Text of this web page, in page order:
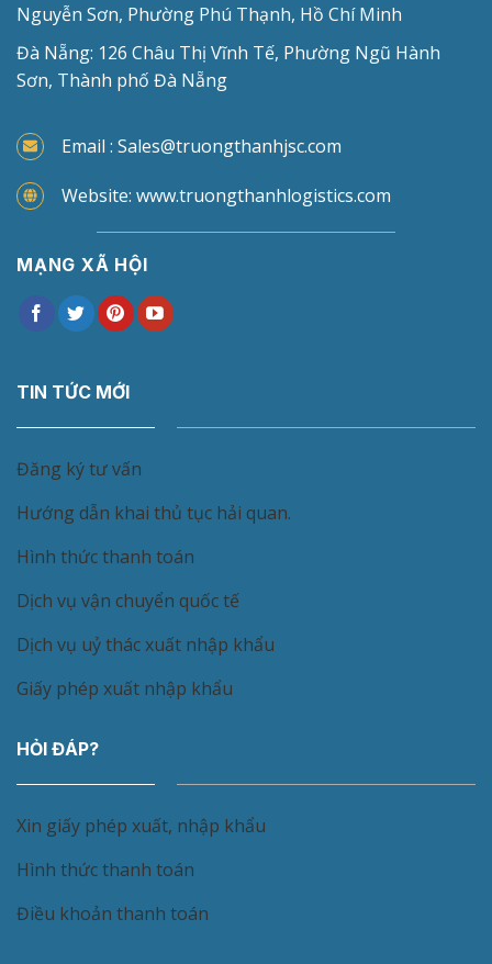
Nguyễn Sơn, Phường Phú Thạnh, Hồ Chí Minh
Đà Nẵng: 126 Châu Thị Vĩnh Tế, Phường Ngũ Hành
Sơn, Thành phố Đà Nẵng
Email : Sales@truongthanhjsc.com
Website: www.truongthanhlogistics.com
MẠNG XÃ HỘI
TIN TỨC MỚI
Đăng ký tư vấn
Hướng dẫn khai thủ tục hải quan.
Hình thức thanh toán
Dịch vụ vận chuyển quốc tế
Dịch vụ uỷ thác xuất nhập khẩu
Giấy phép xuất nhập khẩu
HỎI ĐÁP?
Xin giấy phép xuất, nhập khẩu
Hình thức thanh toán
Điều khoản thanh toán